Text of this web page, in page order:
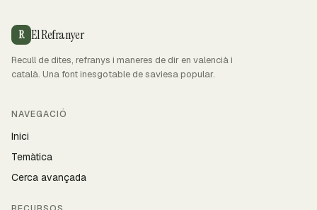
R El Refranyer
Recull de dites, refranys i maneres de dir en valencià i
català. Una font inesgotable de saviesa popular.
NAVEGACIÓ
Inici
Temàtica
Cerca avançada